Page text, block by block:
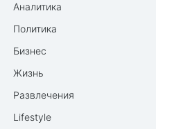
Аналитика
Политика
Бизнес
Жизнь
Развлечения
Lifestyle